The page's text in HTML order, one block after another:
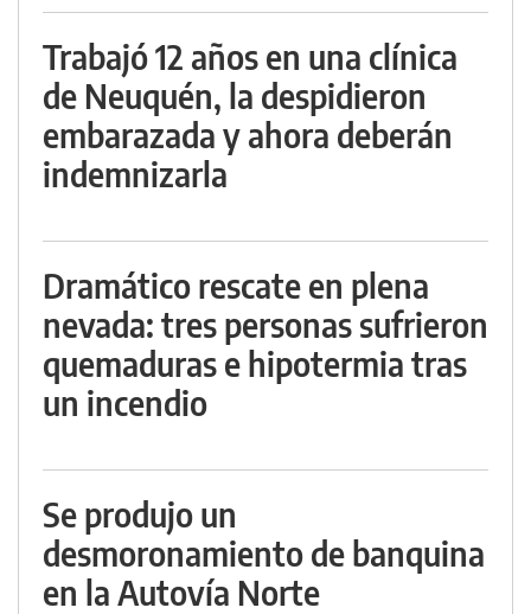
Trabajó 12 años en una clínica
de Neuquén, la despidieron
embarazada y ahora deberán
indemnizarla
Dramático rescate en plena
nevada: tres personas sufrieron
quemaduras e hipotermia tras
un incendio
Se produjo un
desmoronamiento de banquina
en la Autovía Norte